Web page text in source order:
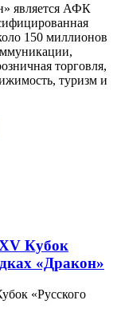
является АФК
150 миллионов
торговля,
туризм и
Кубок
«Дракон»
«Русского